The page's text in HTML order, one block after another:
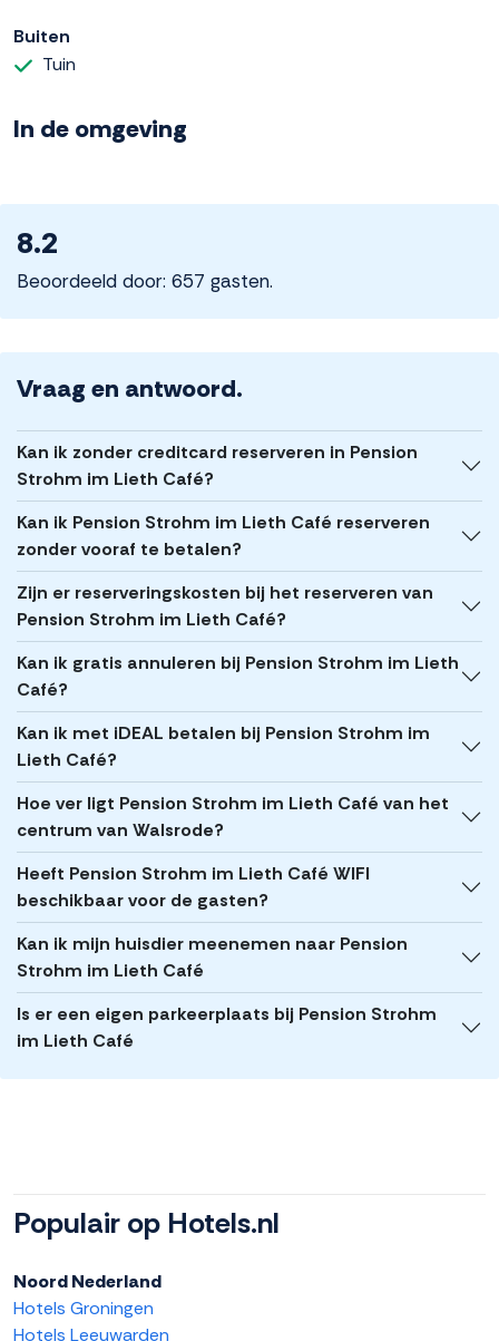
Buiten
Tuin
In de omgeving
8.2
Beoordeeld door: 657 gasten.
Vraag en antwoord.
Kan ik zonder creditcard reserveren in Pension
Strohm im Lieth Café?
Kan ik Pension Strohm im Lieth Café reserveren
zonder vooraf te betalen?
Zijn er reserveringskosten bij het reserveren van
Pension Strohm im Lieth Café?
Kan ik gratis annuleren bij Pension Strohm im Lieth
Café?
Kan ik met iDEAL betalen bij Pension Strohm im
Lieth Café?
Hoe ver ligt Pension Strohm im Lieth Café van het
centrum van Walsrode?
Heeft Pension Strohm im Lieth Café WIFI
beschikbaar voor de gasten?
Kan ik mijn huisdier meenemen naar Pension
Strohm im Lieth Café
Is er een eigen parkeerplaats bij Pension Strohm
im Lieth Café
Populair op Hotels.nl
Noord Nederland
Hotels Groningen
Hotels Leeuwarden